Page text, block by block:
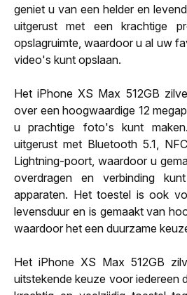
geniet u van een helder en
uitgerust met een krachtige
opslagruimte, waardoor u al uw
video's kunt opslaan.
Het iPhone XS Max 512GB
over een hoogwaardige 12
u prachtige foto's kunt
uitgerust met Bluetooth 5.1,
Lightning-poort, waardoor u
overdragen en verbinding
apparaten. Het toestel is ook
levensduur en is gemaakt van
waardoor het een duurzame
Het iPhone XS Max 512GB
uitstekende keuze voor iedereen